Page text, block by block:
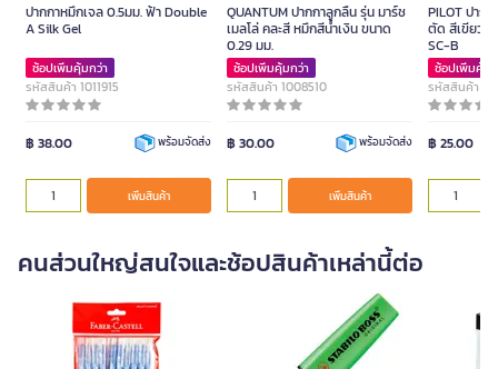
ปากกาหมึกเจล 0.5มม. ฟ้า Double
A Silk Gel
ช้อปเพิ่มคุ้มกว่า
รหัสสินค้า 1011915
฿ 38.00 พร้อมจัดส่ง
เพิ่มสินค้า
QUANTUM ปากกาลูกลื่น รุ่น มาร์ช
เมลโล่ คละสี หมึกสีน้ำเงิน ขนาด
0.29 มม.
ช้อปเพิ่มคุ้มกว่า
รหัสสินค้า 1008510
฿ 30.00 พร้อมจัดส่ง
เพิ่มสินค้า
PILOT ปาก
ตัด สีเขียว ข
SC-B
ช้อปเพิ่มคุ้ม
รหัสสินค้า
฿ 25.00
คนส่วนใหญ่สนใจและช้อปสินค้าเหล่านี้ต่อ